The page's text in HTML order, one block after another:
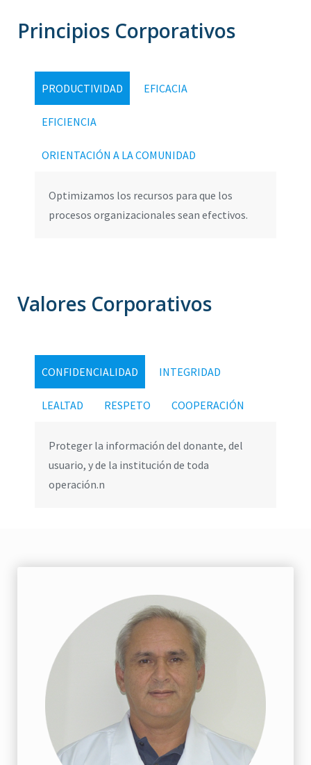
Principios Corporativos
PRODUCTIVIDAD EFICACIA
EFICIENCIA
ORIENTACIÓN A LA COMUNIDAD
Optimizamos los recursos para que los
procesos organizacionales sean efectivos.
Valores Corporativos
CONFIDENCIALIDAD INTEGRIDAD
LEALTAD RESPETO COOPERACIÓN
Proteger la información del donante, del
usuario, y de la institución de toda
operación.n